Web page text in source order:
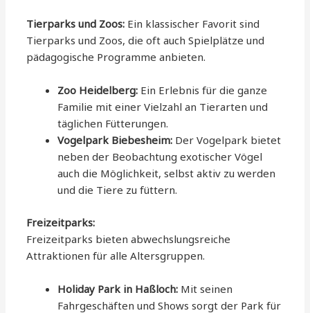
Tierparks und Zoos: Ein klassischer Favorit sind
Tierparks und Zoos, die oft auch Spielplätze und
pädagogische Programme anbieten.
Zoo Heidelberg: Ein Erlebnis für die ganze
Familie mit einer Vielzahl an Tierarten und
täglichen Fütterungen.
Vogelpark Biebesheim: Der Vogelpark bietet
neben der Beobachtung exotischer Vögel
auch die Möglichkeit, selbst aktiv zu werden
und die Tiere zu füttern.
Freizeitparks:
Freizeitparks bieten abwechslungsreiche
Attraktionen für alle Altersgruppen.
Holiday Park in Haßloch: Mit seinen
Fahrgeschäften und Shows sorgt der Park für